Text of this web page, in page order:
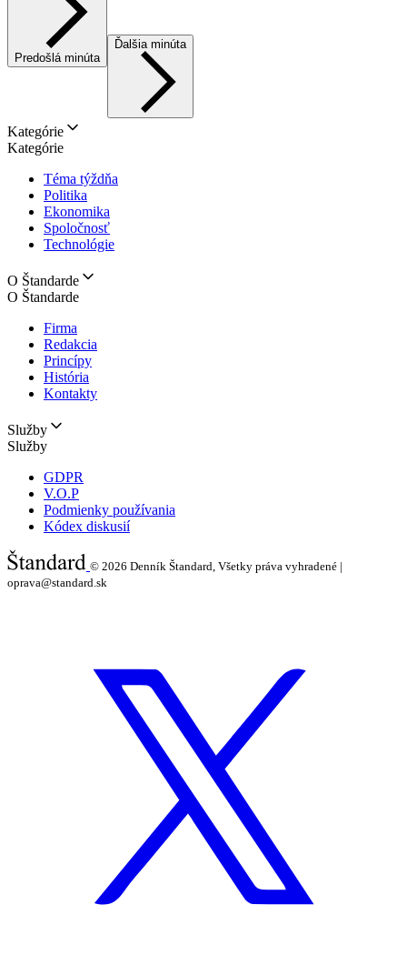
Predošlá minúta
Ďalšia minúta
Kategórie
Kategórie
Téma týždňa
Politika
Ekonomika
Spoločnosť
Technológie
O Štandarde
O Štandarde
Firma
Redakcia
Princípy
História
Kontakty
Služby
Služby
GDPR
V.O.P
Podmienky používania
Kódex diskusií
© 2026 Denník Štandard, Všetky práva vyhradené |
oprava@standard.sk